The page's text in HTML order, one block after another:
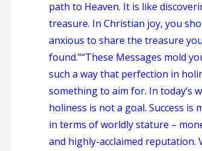
path to Heaven. It is like
treasure. In Christian joy, you
anxious to share the treasure
found.”“These Messages mold
such a way that perfection in
something to aim for. In today’s
holiness is not a goal. Success is
in terms of worldly stature –
and highly-acclaimed reputation.